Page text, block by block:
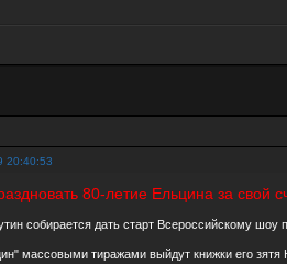
20:40:53
80-летие Ельцина за свой
собирается дать старт Всероссийскому шоу
массовыми тиражами выйдут книжки его зятя